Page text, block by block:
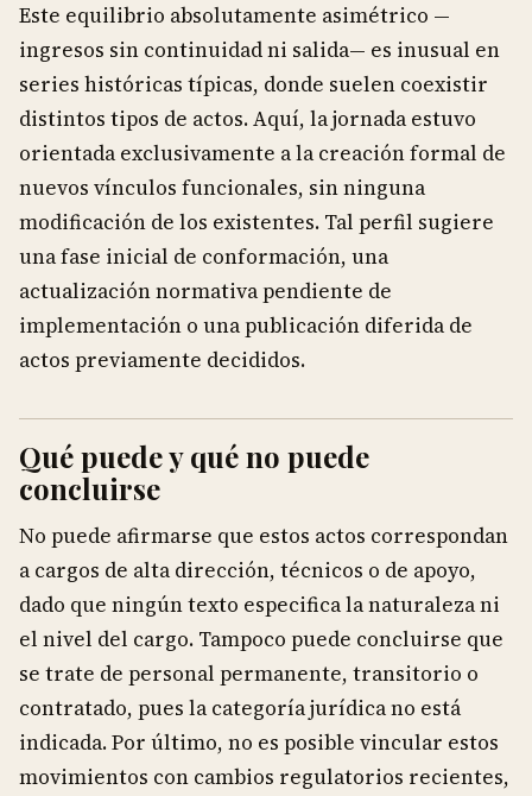
Este equilibrio absolutamente asimétrico —
ingresos sin continuidad ni salida— es inusual en
series históricas típicas, donde suelen coexistir
distintos tipos de actos. Aquí, la jornada estuvo
orientada exclusivamente a la creación formal de
nuevos vínculos funcionales, sin ninguna
modificación de los existentes. Tal perfil sugiere
una fase inicial de conformación, una
actualización normativa pendiente de
implementación o una publicación diferida de
actos previamente decididos.
Qué puede y qué no puede
concluirse
No puede afirmarse que estos actos correspondan
a cargos de alta dirección, técnicos o de apoyo,
dado que ningún texto especifica la naturaleza ni
el nivel del cargo. Tampoco puede concluirse que
se trate de personal permanente, transitorio o
contratado, pues la categoría jurídica no está
indicada. Por último, no es posible vincular estos
movimientos con cambios regulatorios recientes,